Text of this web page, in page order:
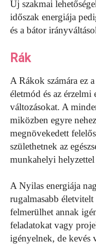
Új szakmai
időszak energiája
és a bátor
Rák
A Rákok számára ez
életmód és az
változásokat. A
miközben egyre
megnövekedett
születhetnek az
munkahelyi helyzettel
A Nyilas energiája
rugalmasabb
felmerülhet annak
feladatokat vagy
igényelnek, de kevés